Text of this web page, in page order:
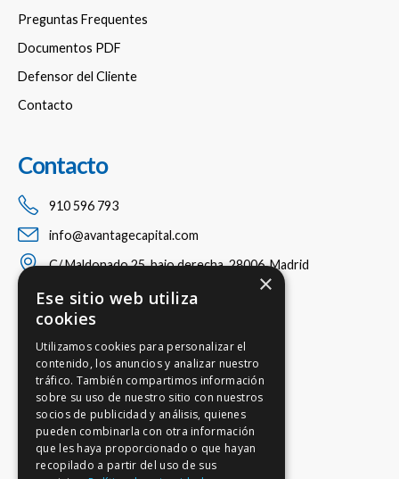
Preguntas Frequentes
Documentos PDF
Defensor del Cliente
Contacto
Contacto
910 596 793
info@avantagecapital.com
C/ Maldonado 25, bajo derecha, 28006, Madrid
×
Ese sitio web utiliza
cookies
Utilizamos cookies para personalizar el
contenido, los anuncios y analizar nuestro
tráfico. También compartimos información
sobre su uso de nuestro sitio con nuestros
socios de publicidad y análisis, quienes
pueden combinarla con otra información
que les haya proporcionado o que hayan
recopilado a partir del uso de sus